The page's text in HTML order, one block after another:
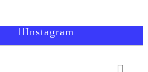
Instagram